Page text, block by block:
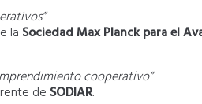
la Sociedad Max Planck para el
cooperativo”
de SODIAR.